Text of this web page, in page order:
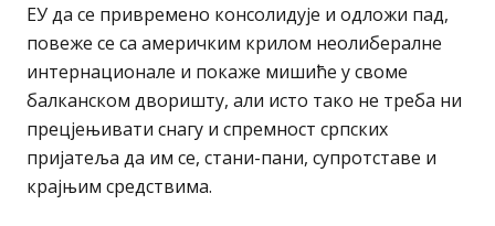
ЕУ да се привремено консолидује и одложи пад,
повеже се са америчким крилом неолибералне
интернационале и покаже мишиће у своме
балканском дворишту, али исто тако не треба ни
прецјењивати снагу и спремност српских
пријатеља да им се, стани-пани, супротставе и
крајњим средствима.